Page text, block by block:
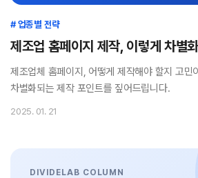
# 업종별 전략
제조업 홈페이지 제작, 이렇게 차별
제조업체 홈페이지, 어떻게 제작해야 할지 고민
차별화되는 제작 포인트를 짚어드립니다.
2025. 01. 21
DIVIDELAB COLUMN